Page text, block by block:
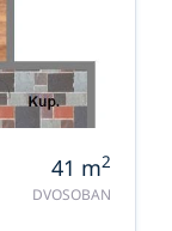
41 m2
DVOSOBAN